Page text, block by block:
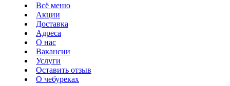
Всё меню
Акции
Доставка
Адреса
О нас
Вакансии
Услуги
Оставить отзыв
О чебуреках